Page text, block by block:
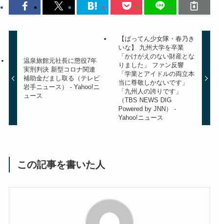
温泉旅館元社長に懲役7年
実刑判決 新型コロナ関連
補助金だまし取る（テレビ
岩手ニュース） - Yahoo!ニ
ュース
【ばってん少女隊・春乃き
いな】 九州大学を卒業
「かけがえのない財産とな
りました」 ファン反響
「学業とアイドルの両立本
当に尊敬しかないです」
「九州人の誇りです」
（TBS NEWS DIG
Powered by JNN） -
Yahoo!ニュース
この記事を書いた人